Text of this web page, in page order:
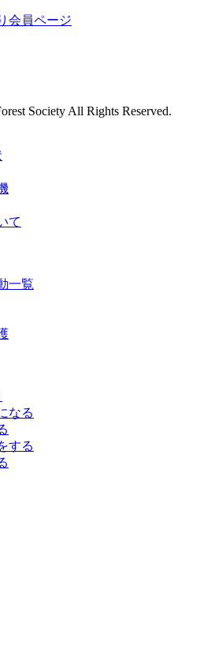
会員ページ
Society All Rights Reserved.
て
一覧
なる
する